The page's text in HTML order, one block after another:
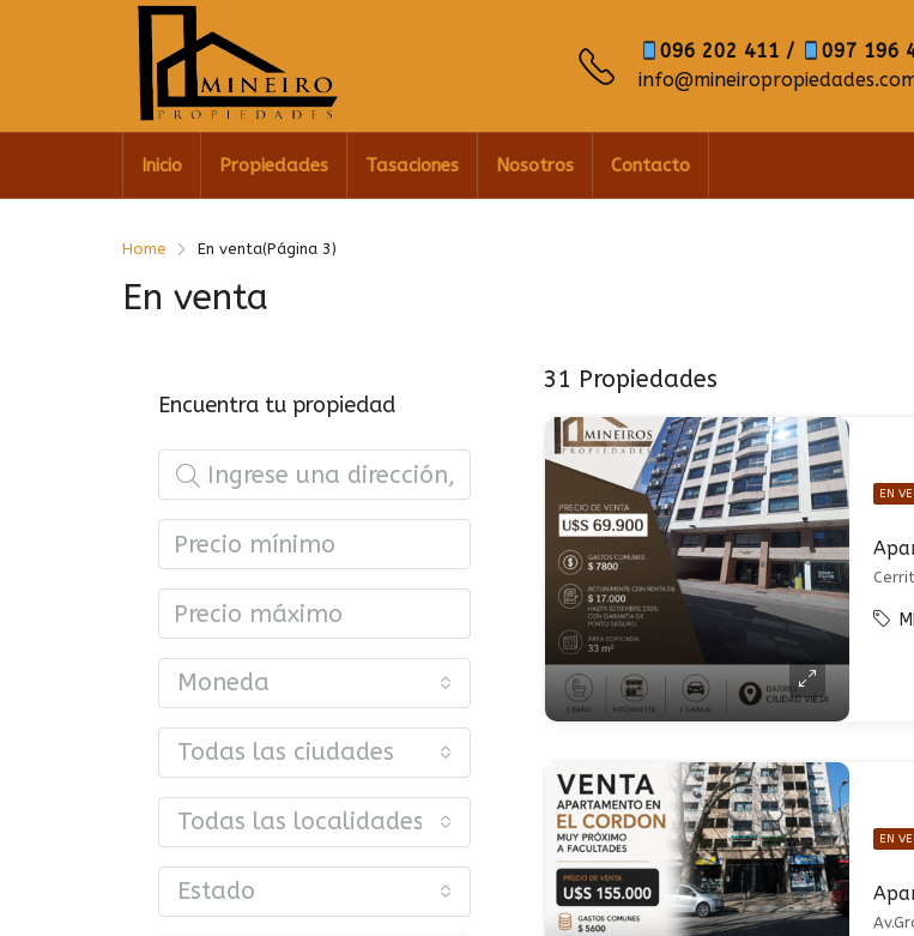
096 202 411 /
097 196
Inicio Propiedades Tasaciones Nosotros Contacto
Home En venta(Página 3)
En venta
31 Propiedades
EN
EN
Encuentra tu propiedad
Moneda
Todas las ciudades
Todas las localidades o barrios
Estado